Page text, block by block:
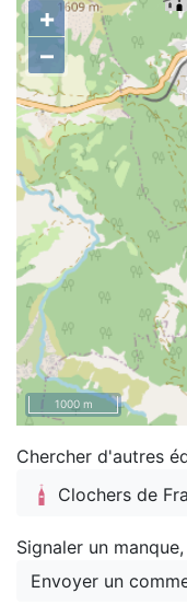
+
–
1000 m
Chercher d'autres
Clochers de
Signaler un
Envoyer un